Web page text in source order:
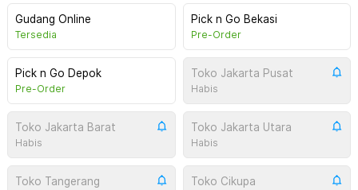
Gudang Online
Tersedia
Pick n Go Bekasi
Pre-Order
Pick n Go Depok
Pre-Order
Toko Jakarta Pusat
Habis
Toko Jakarta Barat
Habis
Toko Jakarta Utara
Habis
Toko Tangerang Toko Cikupa